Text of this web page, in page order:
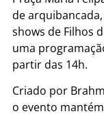
de
shows de Filhos
uma
partir das 14h.
Criado por
o evento